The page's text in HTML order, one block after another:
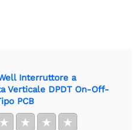
Interruttore a
Verticale DPDT On-Off-
PCB
★ ★ ★ ★